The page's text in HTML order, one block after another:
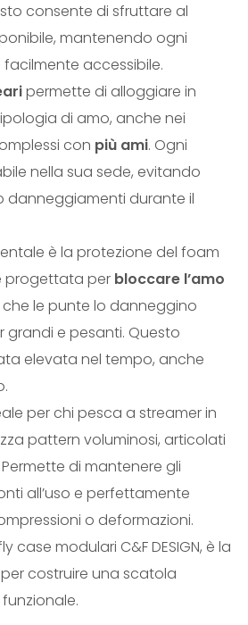
consente di sfruttare al
mantenendo ogni
accessibile.
permette di alloggiare in
di amo, anche nei
con più ami. Ogni
nella sua sede, evitando
danneggiamenti durante il
è la protezione del foam
progettata per bloccare l’amo
le punte lo danneggino
grandi e pesanti. Questo
elevata nel tempo, anche
per chi pesca a streamer in
pattern voluminosi, articolati
di mantenere gli
all’uso e perfettamente
o deformazioni.
case modulari C&F DESIGN, è la
costruire una scatola